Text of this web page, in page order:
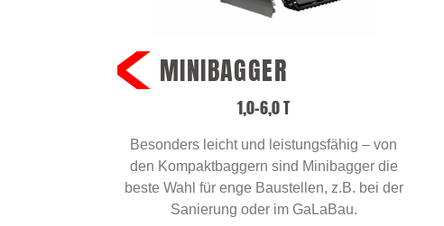
MINIBAGGER
1,0–6,0 T
Besonders leicht und leistungsfähig ­­– von
den Kompaktbaggern sind Minibagger die
beste Wahl für enge Baustellen, z.B. bei der
Sanierung oder im GaLaBau.